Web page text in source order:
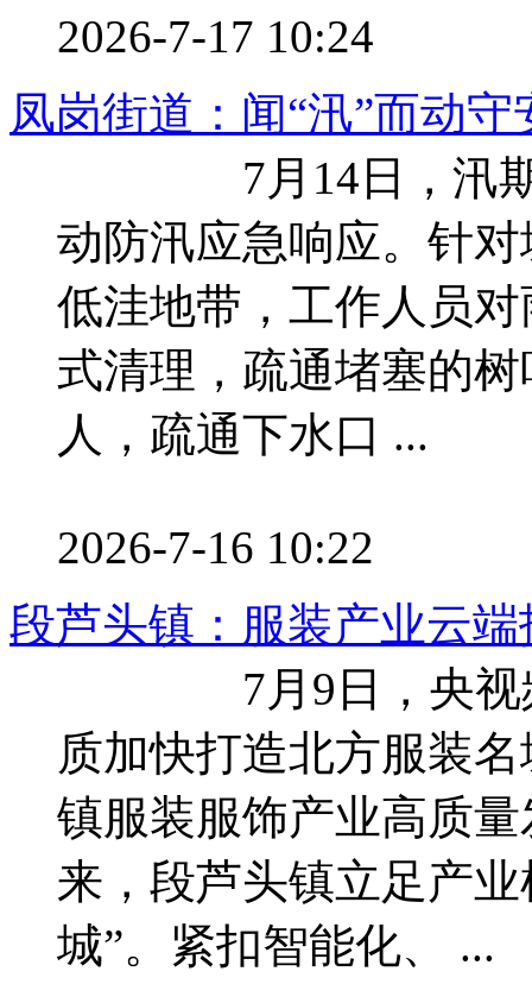
2026-7-17 10:24
凤岗街道：闻“汛”而动
7月14日，汛期在
动防汛应急响应。针
低洼地带，工作人员
式清理，疏通堵塞的
人，疏通下水口 ...
2026-7-16 10:22
段芦头镇：服装产业云
7月9日，央视频
质加快打造北方服装
镇服装服饰产业高质
来，段芦头镇立足产
城”。紧扣智能化、 ...